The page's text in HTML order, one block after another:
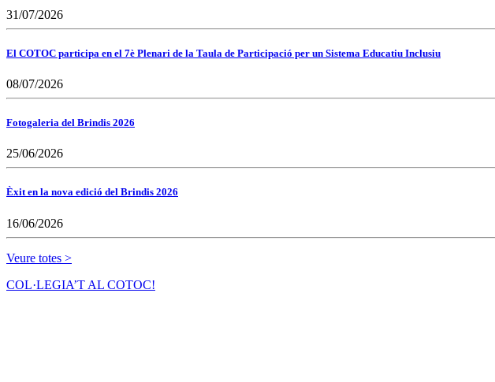
31/07/2026
El COTOC participa en el 7è Plenari de la Taula de Participació per un Sistema Educatiu Inclusiu
08/07/2026
Fotogaleria del Brindis 2026
25/06/2026
Èxit en la nova edició del Brindis 2026
16/06/2026
Veure totes >
COL·LEGIA’T AL COTOC!